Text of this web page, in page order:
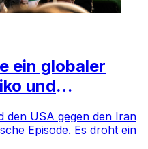
ein globaler
und
den USA gegen den Iran
Episode. Es droht ein